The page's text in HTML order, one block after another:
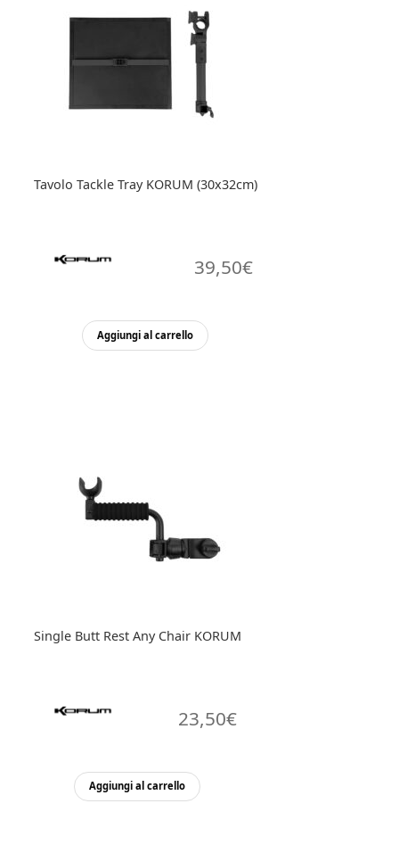
Tavolo Tackle Tray KORUM (30x32cm)
39,50€
Aggiungi al carrello
Single Butt Rest Any Chair KORUM
23,50€
Aggiungi al carrello